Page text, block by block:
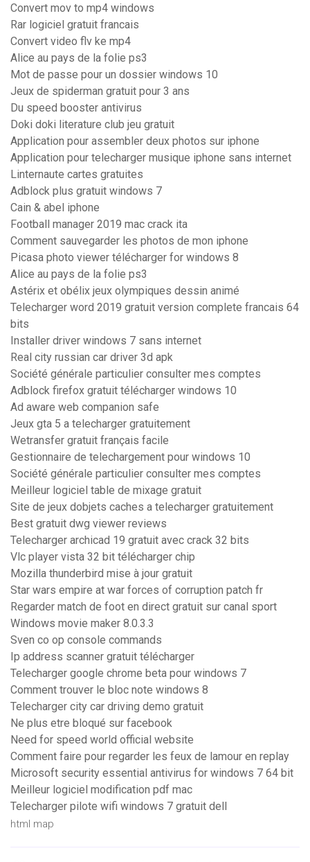
Convert mov to mp4 windows
Rar logiciel gratuit francais
Convert video flv ke mp4
Alice au pays de la folie ps3
Mot de passe pour un dossier windows 10
Jeux de spiderman gratuit pour 3 ans
Du speed booster antivirus
Doki doki literature club jeu gratuit
Application pour assembler deux photos sur iphone
Application pour telecharger musique iphone sans internet
Linternaute cartes gratuites
Adblock plus gratuit windows 7
Cain & abel iphone
Football manager 2019 mac crack ita
Comment sauvegarder les photos de mon iphone
Picasa photo viewer télécharger for windows 8
Alice au pays de la folie ps3
Astérix et obélix jeux olympiques dessin animé
Telecharger word 2019 gratuit version complete francais 64
bits
Installer driver windows 7 sans internet
Real city russian car driver 3d apk
Société générale particulier consulter mes comptes
Adblock firefox gratuit télécharger windows 10
Ad aware web companion safe
Jeux gta 5 a telecharger gratuitement
Wetransfer gratuit français facile
Gestionnaire de telechargement pour windows 10
Société générale particulier consulter mes comptes
Meilleur logiciel table de mixage gratuit
Site de jeux dobjets caches a telecharger gratuitement
Best gratuit dwg viewer reviews
Telecharger archicad 19 gratuit avec crack 32 bits
Vlc player vista 32 bit télécharger chip
Mozilla thunderbird mise à jour gratuit
Star wars empire at war forces of corruption patch fr
Regarder match de foot en direct gratuit sur canal sport
Windows movie maker 8.0.3.3
Sven co op console commands
Ip address scanner gratuit télécharger
Telecharger google chrome beta pour windows 7
Comment trouver le bloc note windows 8
Telecharger city car driving demo gratuit
Ne plus etre bloqué sur facebook
Need for speed world official website
Comment faire pour regarder les feux de lamour en replay
Microsoft security essential antivirus for windows 7 64 bit
Meilleur logiciel modification pdf mac
Telecharger pilote wifi windows 7 gratuit dell
html map